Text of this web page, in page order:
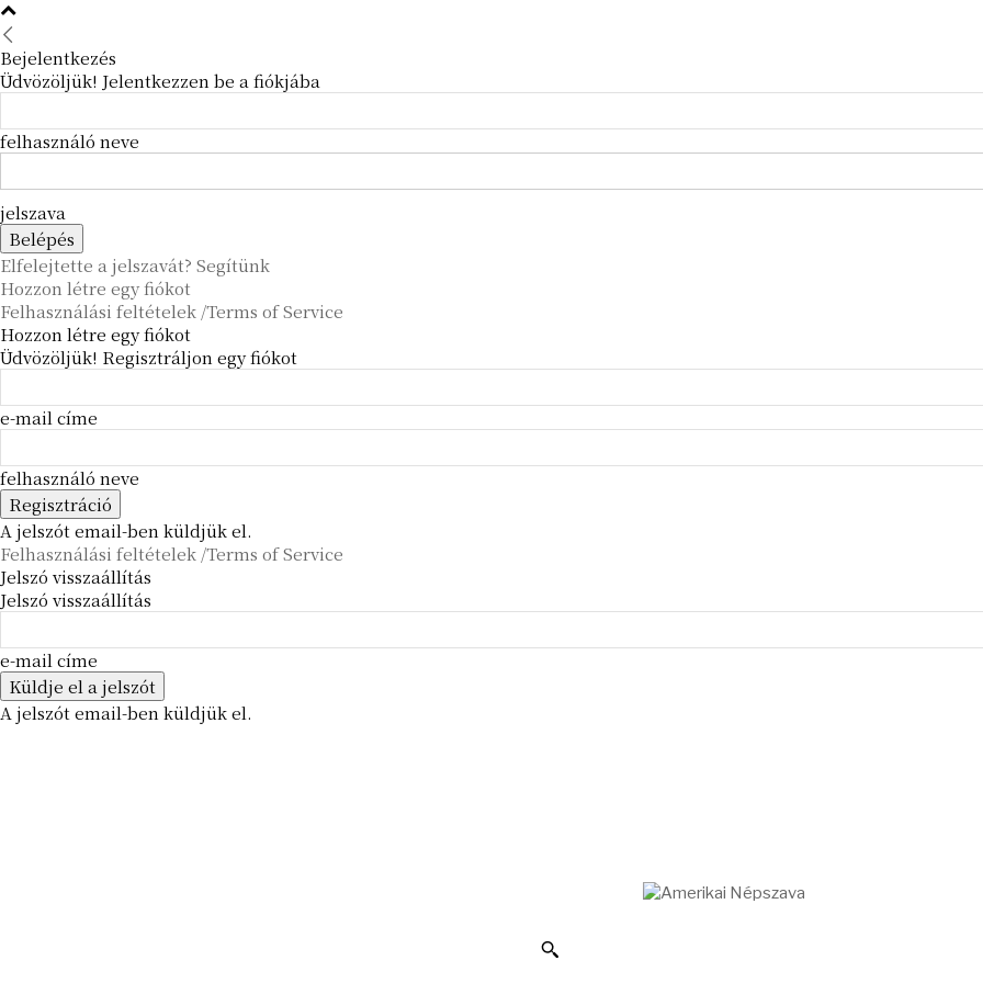
Bejelentkezés
Üdvözöljük! Jelentkezzen be a fiókjába
felhasználó neve
jelszava
Elfelejtette a jelszavát? Segítünk
Hozzon létre egy fiókot
Felhasználási feltételek /Terms of Service
Hozzon létre egy fiókot
Üdvözöljük! Regisztráljon egy fiókot
e-mail címe
felhasználó neve
A jelszót email-ben küldjük el.
Felhasználási feltételek /Terms of Service
Jelszó visszaállítás
Jelszó visszaállítás
e-mail címe
A jelszót email-ben küldjük el.